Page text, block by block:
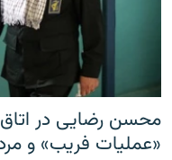
محسن رضایی در اتاق
«عملیات فریب» و